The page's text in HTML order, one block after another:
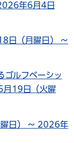
年6月4日
日（月曜日） ～
ゴルフベーシッ
月19日（火曜
日） ～ 2026年